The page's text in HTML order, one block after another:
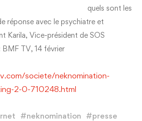
quels sont les
réponse avec le psychiatre et
Karila, Vice-président de SOS
TV, 14 février
societe/neknomination-
2-0-710248.html
#neknomination #presse